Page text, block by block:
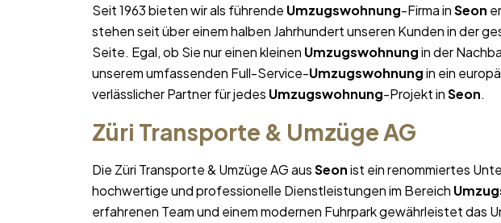
Seit 1963 bieten wir als führende Umzugswohnung-Firma inSeon
stehen seit über einem halben Jahrhundert unseren Kunden in der
Seite. Egal, ob Sie nur einen kleinen Umzugswohnungin der
unserem umfassenden Full-Service-Umzugswohnungin ein
verlässlicher Partner für jedes Umzugswohnung-Projekt inSeon.
Züri Transporte & Umzüge AG
Die Züri Transporte & Umzüge AG ausSeonist ein renommiertes
hochwertige und professionelle Dienstleistungen im Bereich
erfahrenen Team und einem modernen Fuhrpark gewährleistet das